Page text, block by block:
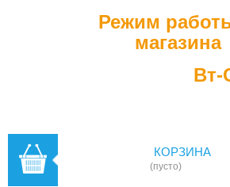
Режим работы
магазина
Вт-Сб
КОРЗИНА
(пусто)